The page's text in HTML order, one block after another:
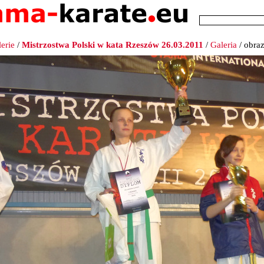
/ Mistrzostwa Polski w kata Rzeszów 26.03.2011 / Galeria /